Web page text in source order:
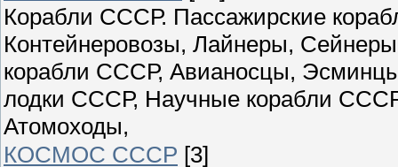
Корабли СССР. Пассажирские
Контейнеровозы, Лайнеры,
корабли СССР, Авианосцы,
лодки СССР, Научные корабли
Атомоходы,
КОСМОС СССР [3]